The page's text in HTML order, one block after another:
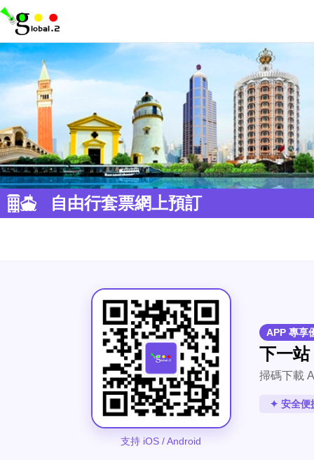
自由行套票網上預訂
支持 iOS / Android
APP 專享
下一
掃碼下載
✦ 安全便